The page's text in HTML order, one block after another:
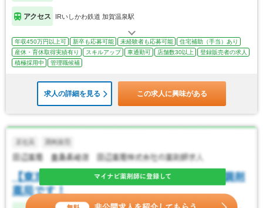
アクセス IRいしかわ鉄道 加賀温泉駅
年収450万円以上可 新卒も応募可能 未経験者も応募可能
住宅補助（手当）あり
産休・育休取得実績有り
スキルアップ 車通勤可 店舗数30以上
登録販売者の求人
積極採用中
管理職候補
求人の詳細を見る この求人に興味がある